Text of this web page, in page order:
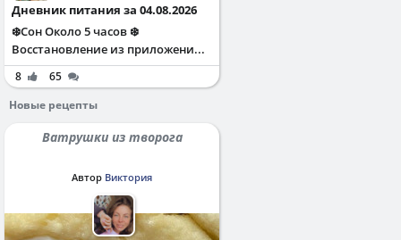
Дневник питания за 04.08.2026
❄️Сон Около 5 часов ❄️
Восстановление из приложени...
8
65
Новые рецепты
Ватрушки из творога
Автор Виктория